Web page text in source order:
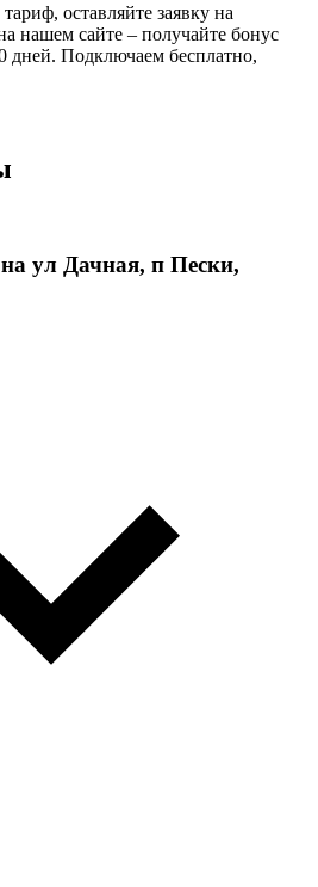
оставляйте заявку на
нашем сайте – получайте бонус
дней. Подключаем бесплатно,
ул Дачная, п Пески,